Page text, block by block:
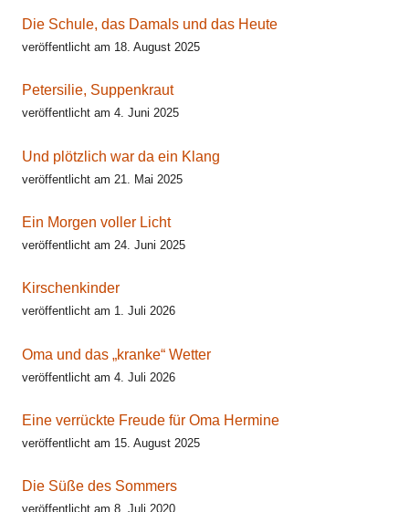
Die Schule, das Damals und das Heute
veröffentlicht am 18. August 2025
Petersilie, Suppenkraut
veröffentlicht am 4. Juni 2025
Und plötzlich war da ein Klang
veröffentlicht am 21. Mai 2025
Ein Morgen voller Licht
veröffentlicht am 24. Juni 2025
Kirschenkinder
veröffentlicht am 1. Juli 2026
Oma und das „kranke“ Wetter
veröffentlicht am 4. Juli 2026
Eine verrückte Freude für Oma Hermine
veröffentlicht am 15. August 2025
Die Süße des Sommers
veröffentlicht am 8. Juli 2020